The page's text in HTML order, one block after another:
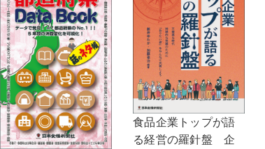
食品企業トップが語
る経営の羅針盤 企